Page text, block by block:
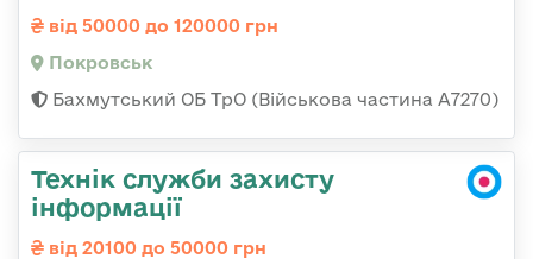
від 50000 до 120000 грн
Покровськ
Бахмутський ОБ ТрО (Військова частина А7270)
Технік служби захисту
інформації
від 20100 до 50000 грн